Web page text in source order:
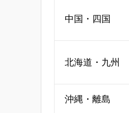
中国・四国
北海道・九州
沖縄・離島